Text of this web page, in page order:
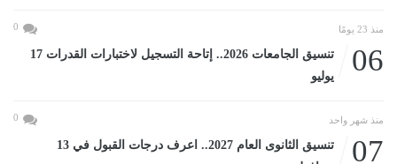
منذ 23 يومًا 0
06
تنسيق الجامعات 2026.. إتاحة التسجيل لاختبارات القدرات 17
يوليو
منذ شهر واحد 0
07
تنسيق الثانوى العام 2027.. اعرف درجات القبول في 13